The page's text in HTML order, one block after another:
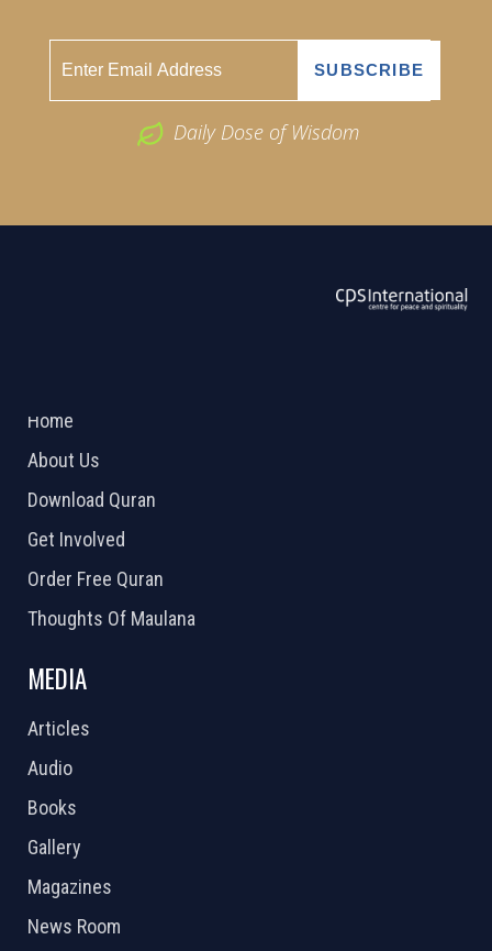
Daily Dose of Wisdom
Home
About Us
Download Quran
Get Involved
Order Free Quran
Thoughts Of Maulana
MEDIA
Articles
Audio
Books
Gallery
Magazines
News Room